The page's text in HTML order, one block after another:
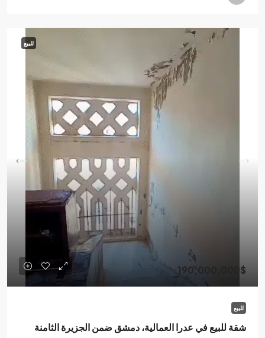
للبيع
190,000,000$
للبيع
شقة للبيع في عدرا العمالية، دمشق ضمن الجزيرة الثامنة